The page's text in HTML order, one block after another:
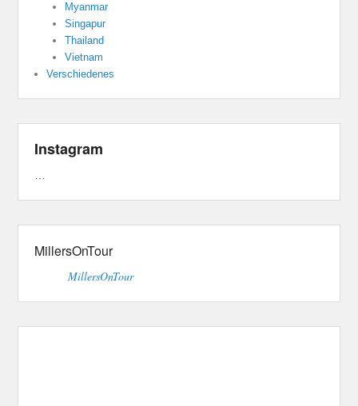
Myanmar
Singapur
Thailand
Vietnam
Verschiedenes
Instagram
…
MillersOnTour
MillersOnTour